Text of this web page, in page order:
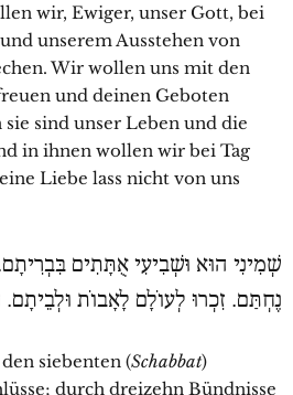
wir, Ewiger, unser Gott, bei
unserem Ausstehen von
Wir wollen uns mit den
und deinen Geboten
sind unser Leben und die
in ihnen wollen wir bei Tag
Liebe lass nicht von uns
שְׁמִינִי הוּא וּשְׁבִיעִי אֻתָּתִים
נֶחְתַּם. זִכְרוּ לְעוֹלָם לָאָבוֹת
siebenten (Schabbat)
durch dreizehn Bündnisse